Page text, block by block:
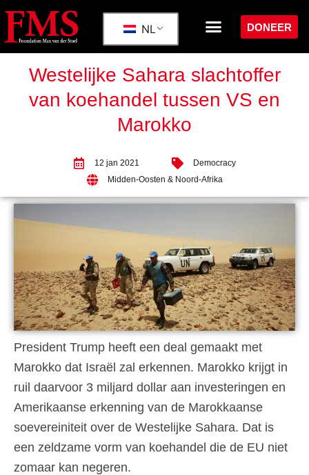
NL DONEER
Westelijke Sahara slachtoffer
van koehandel tussen VS en
Marokko
12 jan 2021
Democracy
Midden-Oosten & Noord-Afrika
President Trump heeft een deal gemaakt met
Marokko dat Israël zal erkennen. Marokko krijgt in
ruil daarvoor 3 miljard dollar aan investeringen en
Amerikaanse erkenning van de Marokkaanse
soevereiniteit over de Westelijke Sahara. Dat is
een zeldzame vorm van koehandel die de EU niet
zomaar kan negeren.